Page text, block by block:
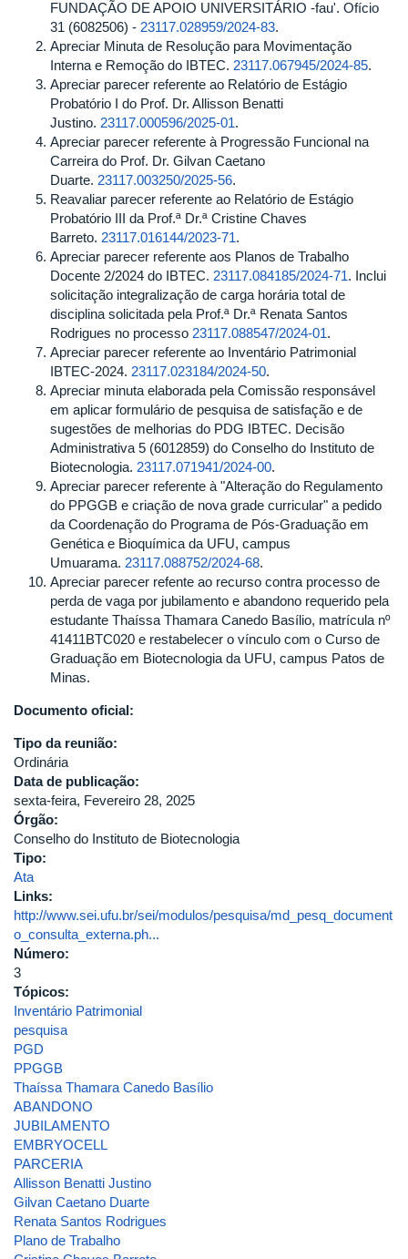
FUNDAÇÃO DE APOIO UNIVERSITÁRIO -fau'. Ofício
31 (6082506) - 23117.028959/2024-83.
Apreciar Minuta de Resolução para Movimentação
Interna e Remoção do IBTEC. 23117.067945/2024-85.
Apreciar parecer referente ao Relatório de Estágio
Probatório I do Prof. Dr. Allisson Benatti
Justino. 23117.000596/2025-01.
Apreciar parecer referente à Progressão Funcional na
Carreira do Prof. Dr. Gilvan Caetano
Duarte. 23117.003250/2025-56.
Reavaliar parecer referente ao Relatório de Estágio
Probatório III da Prof.ª Dr.ª Cristine Chaves
Barreto. 23117.016144/2023-71.
Apreciar parecer referente aos Planos de Trabalho
Docente 2/2024 do IBTEC. 23117.084185/2024-71. Inclui
solicitação integralização de carga horária total de
disciplina solicitada pela Prof.ª Dr.ª Renata Santos
Rodrigues no processo 23117.088547/2024-01.
Apreciar parecer referente ao Inventário Patrimonial
IBTEC-2024. 23117.023184/2024-50.
Apreciar minuta elaborada pela Comissão responsável
em aplicar formulário de pesquisa de satisfação e de
sugestões de melhorias do PDG IBTEC. Decisão
Administrativa 5 (6012859) do Conselho do Instituto de
Biotecnologia. 23117.071941/2024-00.
Apreciar parecer referente à "Alteração do Regulamento
do PPGGB e criação de nova grade curricular" a pedido
da Coordenação do Programa de Pós-Graduação em
Genética e Bioquímica da UFU, campus
Umuarama. 23117.088752/2024-68.
Apreciar parecer refente ao recurso contra processo de
perda de vaga por jubilamento e abandono requerido pela
estudante Thaíssa Thamara Canedo Basílio, matrícula nº
41411BTC020 e restabelecer o vínculo com o Curso de
Graduação em Biotecnologia da UFU, campus Patos de
Minas.
Documento oficial:
Tipo da reunião:
Ordinária
Data de publicação:
sexta-feira, Fevereiro 28, 2025
Órgão:
Conselho do Instituto de Biotecnologia
Tipo:
Ata
Links:
http://www.sei.ufu.br/sei/modulos/pesquisa/md_pesq_document
o_consulta_externa.ph...
Número:
3
Tópicos:
Inventário Patrimonial
pesquisa
PGD
PPGGB
Thaíssa Thamara Canedo Basílio
ABANDONO
JUBILAMENTO
EMBRYOCELL
PARCERIA
Allisson Benatti Justino
Gilvan Caetano Duarte
Renata Santos Rodrigues
Plano de Trabalho